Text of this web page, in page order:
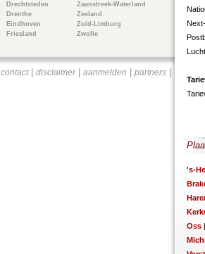
Zaanstreek-Waterland
Zeeland
Zuid-Limburg
Zwolle
Drechtsteden
Drenthe
Eindhoven
Friesland
contact| disclaimer| aanmelden partners|
's-
Oss